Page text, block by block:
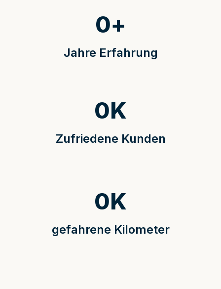
Jahre Erfahrung
0+
Zufriedene Kunden
0K
gefahrene Kilometer
0K